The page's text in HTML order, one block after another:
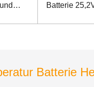
Batterie
Batterie